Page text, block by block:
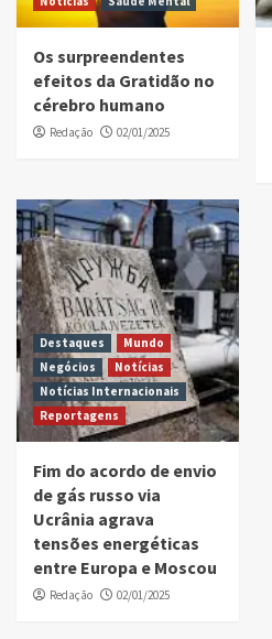
Os surpreendentes
efeitos da Gratidão no
cérebro humano
Redação 02/01/2025
Destaques
Mundo
Negócios
Notícias
Notícias Internacionais
Reportagens
Fim do acordo de envio
de gás russo via
Ucrânia agrava
tensões energéticas
entre Europa e Moscou
Redação 02/01/2025